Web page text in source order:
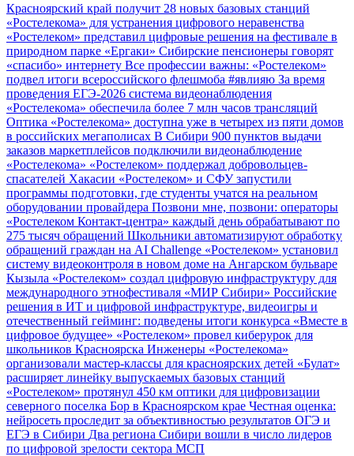
Красноярский край получит 28 новых базовых станций
«Ростелекома» для устранения цифрового неравенства
«Ростелеком» представил цифровые решения на фестивале в
природном парке «Ергаки» Сибирские пенсионеры говорят
«спасибо» интернету Все профессии важны: «Ростелеком»
подвел итоги всероссийского флешмоба #явлияю За время
проведения ЕГЭ-2026 система видеонаблюдения
«Ростелекома» обеспечила более 7 млн часов трансляций
Оптика «Ростелекома» доступна уже в четырех из пяти домов
в российских мегаполисах В Сибири 900 пунктов выдачи
заказов маркетплейсов подключили видеонаблюдение
«Ростелекома» «Ростелеком» поддержал добровольцев-
спасателей Хакасии «Ростелеком» и СФУ запустили
программы подготовки, где студенты учатся на реальном
оборудовании провайдера Позвони мне, позвони: операторы
«Ростелеком Контакт-центра» каждый день обрабатывают по
275 тысяч обращений Школьники автоматизируют обработку
обращений граждан на AI Challenge «Ростелеком» установил
систему видеоконтроля в новом доме на Ангарском бульваре
Кызыла «Ростелеком» создал цифровую инфраструктуру для
международного этнофестиваля «МИР Сибири» Российские
решения в ИТ и цифровой инфраструктуре, видеоигры и
отечественный гейминг: подведены итоги конкурса «Вместе в
цифровое будущее» «Ростелеком» провел киберурок для
школьников Красноярска Инженеры «Ростелекома»
организовали мастер-классы для красноярских детей «Булат»
расширяет линейку выпускаемых базовых станций
«Ростелеком» протянул 450 км оптики для цифровизации
северного поселка Бор в Красноярском крае Честная оценка:
нейросеть проследит за объективностью результатов ОГЭ и
ЕГЭ в Сибири Два региона Сибири вошли в число лидеров
по цифровой зрелости сектора МСП